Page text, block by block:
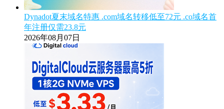
Dynadot夏末域名特惠 .com域名转移低至72元 .co域名首
年注册仅需23.8元
2026年08月07日